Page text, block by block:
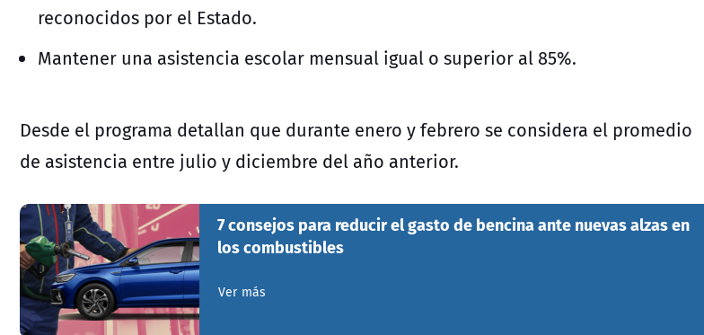
reconocidos por el Estado.
Mantener una asistencia escolar mensual igual o superior al 85%.
Desde el programa detallan que durante enero y febrero se considera el promedio
de asistencia entre julio y diciembre del año anterior.
7 consejos para reducir el gasto de bencina ante nuevas alzas en
los combustibles
Ver más